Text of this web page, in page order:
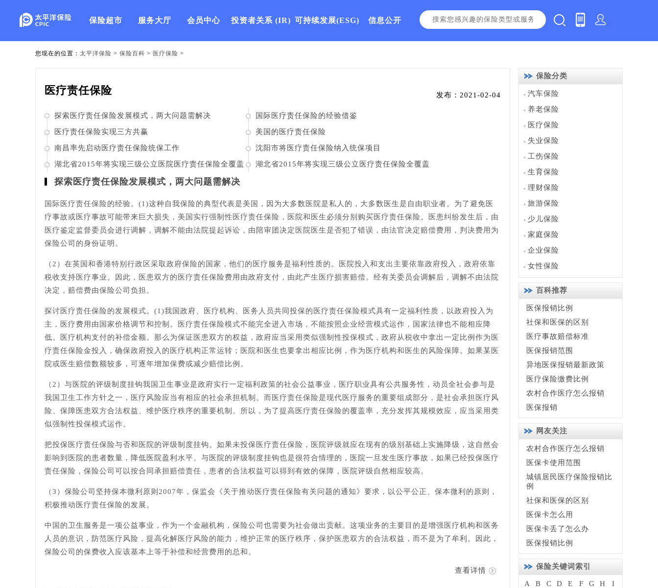
保险超市 服务大厅 会员中心 投资者关系 (IR) 可持续发展(ESG) 信息公开
您现在的位置： 太平洋保险 > 保险百科 > 医疗保险 >
医疗责任保险
探索医疗责任保险发展模式，两大问题需解决 国际医疗责任保险的经验借鉴
医疗责任保险实现三方共赢 美国的医疗责任保险
南昌率先启动医疗责任保险统保工作 沈阳市将医疗责任保险纳入统保项目
湖北省2015年将实现三级公立医院医疗责任保险全覆盖 湖北省2015年将实现三级公立医疗责任保险全覆盖
探索医疗责任保险发展模式，两大问题需解决
国际医疗责任保险的经验。(1)这种自我保险的典型代表是美国，因为大多数医院是私人的，大多数医生是自由职业者。为了避免医
疗事故或医疗事故可能带来巨大损失，美国实行强制性医疗责任保险，医院和医生必须分别购买医疗责任保险。医患纠纷发生后，由
医疗鉴定监督委员会进行调解，调解不能由法院提起诉讼，由陪审团决定医院医生是否犯了错误，由法官决定赔偿费用，判决费用为
保险公司的身份证明。
（2）在英国和香港特别行政区采取政府保险的国家，他们的医疗服务是福利性质的。医院投入和支出主要依靠政府投入，政府依靠
税收支持医疗事业。因此，医患双方的医疗责任保险费用由政府支付，由此产生医疗损害赔偿。经有关委员会调解后，调解不由法院
决定，赔偿费由保险公司负担。
探讨医疗责任保险的发展模式。(1)我国政府、医疗机构、医务人员共同投保的医疗责任保险模式具有一定福利性质，以政府投入为
主，医疗费用由国家价格调节和控制。医疗责任保险模式不能完全进入市场，不能按照企业经营模式运作，国家法律也不能相应降
低。医疗机构支付的补偿金额。那么为保证医患双方的权益，政府应当采用类似强制性投保模式，政府从税收中拿出一定比例作为医
疗责任保险金投入，确保政府投入的医疗机构正常运转；医院和医生也要拿出相应比例，作为医疗机构和医生的风险保障。如果某医
院或医生赔偿数额较多，可逐年增加保费或减少赔偿比例。
（2）与医院的评级制度挂钩我国卫生事业是政府实行一定福利政策的社会公益事业，医疗职业具有公共服务性，动员全社会参与是
我国卫生工作方针之一，医疗风险应当有相应的社会承担机制。而医疗责任保险是现代医疗服务的重要组成部分，是社会承担医疗风
险、保障医患双方合法权益、维护医疗秩序的重要机制。所以，为了提高医疗责任保险的覆盖率，充分发挥其规模效应，应当采用类
似强制性投保模式运作。
把投保医疗责任保险与否和医院的评级制度挂钩。如果未投保医疗责任保险，医院评级就应在现有的级别基础上实施降级，这自然会
影响到医院的患者数量，降低医院盈利水平。与医院的评级制度挂钩也是很符合情理的，医院一旦发生医疗事故，如果已经投保医疗
责任保险，保险公司可以按合同承担赔偿责任，患者的合法权益可以得到有效的保障，医院评级自然相应较高。
（3）保险公司坚持保本微利原则2007年，保监会《关于推动医疗责任保险有关问题的通知》要求，以公平公正、保本微利的原则，
积极推动医疗责任保险的发展。
中国的卫生服务是一项公益事业，作为一个金融机构，保险公司也需要为社会做出贡献。这项业务的主要目的是增强医疗机构和医务
人员的意识，防范医疗风险，提高化解医疗风险的能力，维护正常的医疗秩序，保护医患双方的合法权益，而不是为了牟利。因此，
保险公司的保费收入应该基本上等于补偿和经营费用的总和。
查看详情
发布：2021-02-04
保险分类
汽车保险
养老保险
医疗保险
失业保险
工伤保险
生育保险
理财保险
旅游保险
少儿保险
家庭保险
企业保险
女性保险
百科推荐
医保报销比例
社保和医保的区别
医疗事故赔偿标准
医保报销范围
异地医保报销最新政策
医疗保险缴费比例
农村合作医疗怎么报销
医保报销
网友关注
农村合作医疗怎么报销
医保卡使用范围
城镇居民医疗保险报销比
例
社保和医保的区别
医保卡怎么用
医保卡丢了怎么办
医保报销比例
保险关键词索引
A B C D E F G H
I